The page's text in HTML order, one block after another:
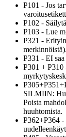
P101 - Jos
P102 -
P103 - Lue
P321 -
merkinnöistä).
P331 - EI
P301 + P310
SILMIIN:
Poista
huuhtomista.
P362+P364 -